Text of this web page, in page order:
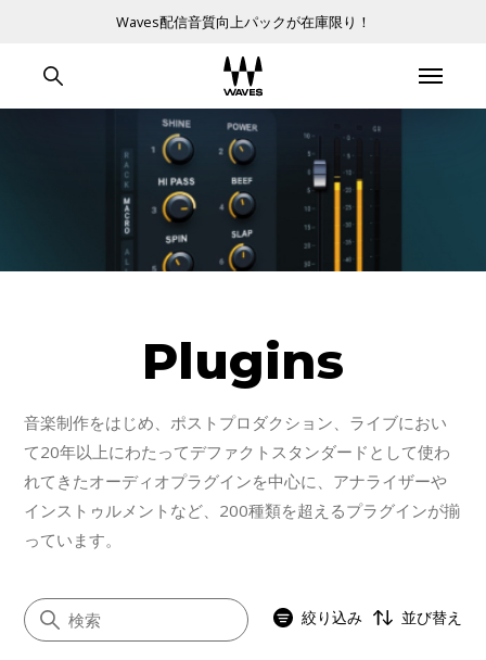
Waves配信音質向上パックが在庫限り！
Plugins
音楽制作をはじめ、ポストプロダクション、ライブにおい
て20年以上にわたってデファクトスタンダードとして使わ
れてきたオーディオプラグインを中心に、アナライザーや
インストゥルメントなど、200種類を超えるプラグインが揃
っています。
絞り込み 並び替え